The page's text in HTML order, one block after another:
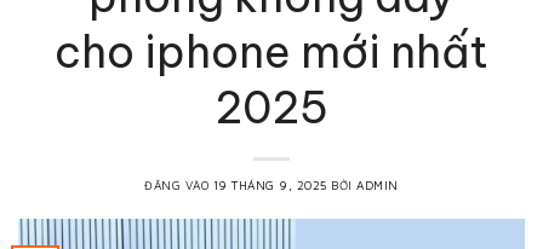
cho iphone mới nhất
2025
ĐĂNG VÀO 19 THÁNG 9, 2025 BỞIADMIN